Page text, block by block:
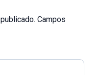
Campos